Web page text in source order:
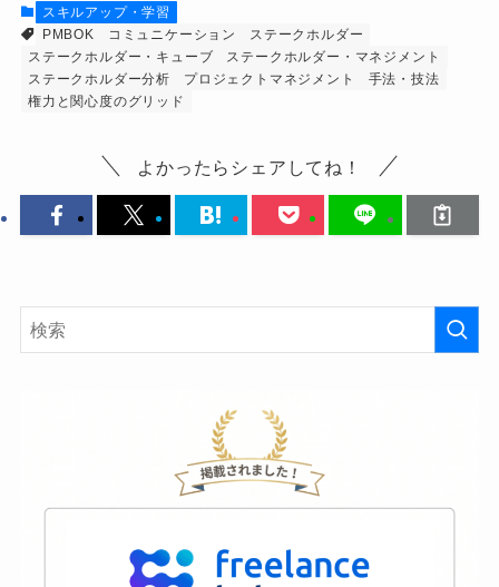
スキルアップ・学習
PMBOK
コミュニケーション
ステークホルダー
ステークホルダー・キューブ
ステークホルダー・マネジメント
ステークホルダー分析
プロジェクトマネジメント
手法・技法
権力と関心度のグリッド
よかったらシェアしてね！